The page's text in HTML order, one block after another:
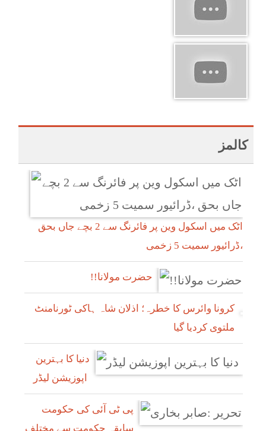
کالمز
اٹک میں اسکول وین پر فائرنگ سے 2 بچے جاں بحق
،ڈرائیور سمیت 5 زخمی
!!حضرت مولانا
کرونا وائرس کا خطرہ؛ اذلان شاہ ہاکی ٹورنامنٹ
ملتوی کردیا گیا
دنیا کا بہترین
پی ٹی آئی کی حکومت
سابقہ حکومت سے مختلف